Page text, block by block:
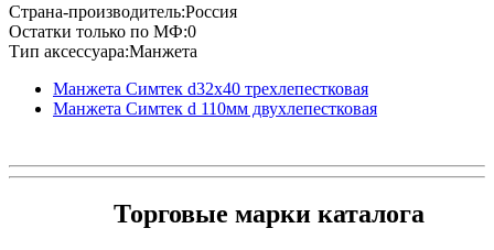
Страна-производитель:Россия
Остатки только по МФ:0
Тип аксессуара:Манжета
Манжета Симтек d32х40 трехлепестковая
Манжета Симтек d 110мм двухлепестковая
Торговые марки каталога